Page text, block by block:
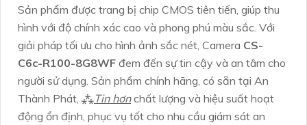
Sản phẩm được trang bị chip CMOS tiên tiến, giúp thu
hình với độ chính xác cao và phong phú màu sắc. Với
giải pháp tối ưu cho hình ảnh sắc nét, Camera CS-
C6c-R100-8G8WF đem đến sự tin cậy và an tâm cho
người sử dụng. Sản phẩm chính hãng, có sẵn tại An
Thành Phát, ⁂Tin hơnchất lượng và hiệu suất hoạt
động ổn định, phục vụ tốt cho nhu cầu giám sát an